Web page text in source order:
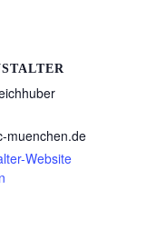
muenchen.de
Website